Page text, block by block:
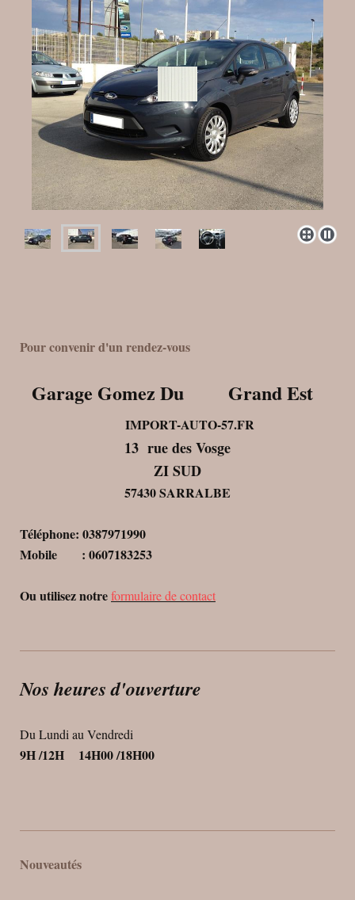
Pour convenir d'un rendez-vous
Garage Gomez Du Grand Est
IMPORT-AUTO-57.FR
13 rue des Vosge
ZI SUD
57430 SARRALBE
Téléphone: 0387971990
Mobile : 0607183253
Ou utilisez notreformulaire de contact
Nos heures d'ouverture
Du Lundi au Vendredi
9H /12H 14H00 /18H00
Nouveautés